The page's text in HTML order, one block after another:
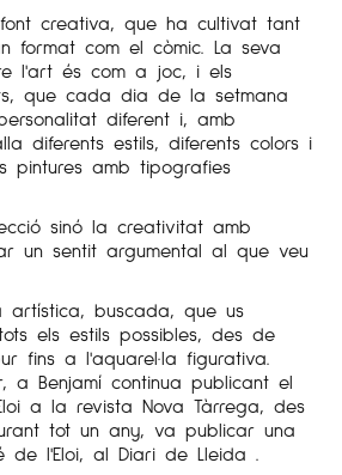
creativa, que ha cultivat tant
format com el còmic. La seva
l'art és com a joc, i els
que cada dia de la setmana
diferent i, amb
diferents estils, diferents colors i
pintures amb tipografies
sinó la creativitat amb
un sentit argumental al que veu
artística, buscada, que us
els estils possibles, des de
fins a l'aquarel·la figurativa.
a Benjamí continua publicant el
a la revista Nova Tàrrega, des
tot un any, va publicar una
l'Eloi, al Diari de Lleida .